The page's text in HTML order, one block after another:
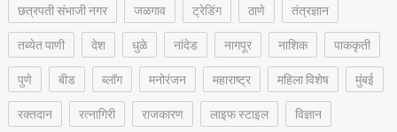
छत्रपती संभाजी नगर
जळगाव ट्रेडिंग ठाणे
तंत्रज्ञान
तब्येत पाणी
देश धुळे नांदेड नागपूर नाशिक
पाककृती
पुणे
बीड ब्लॉग मनोरंजन महाराष्ट्र महिला विशेष
मुंबई
रक्‍तदान
रत्नागिरी राजकारण लाइफ स्टाइल
विज्ञान